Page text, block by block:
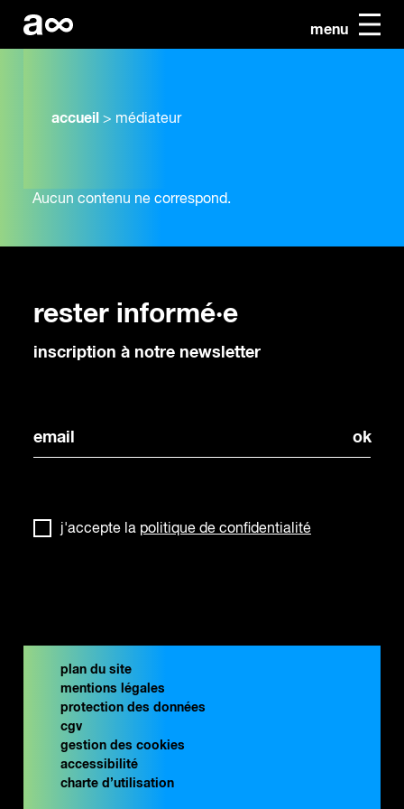
menu
accueil > médiateur
Aucun contenu ne correspond.
rester informé·e
inscription à notre newsletter
j'accepte la politique de confidentialité
plan du site
mentions légales
protection des données
cgv
gestion des cookies
accessibilité
charte d’utilisation